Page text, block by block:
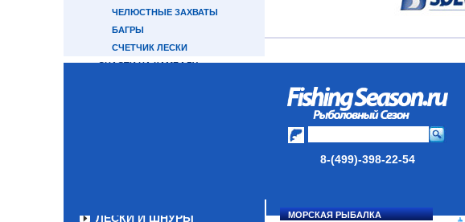
ЧЕЛЮСТНЫЕ ЗАХВАТЫ
БАГРЫ
СЧЕТЧИК ЛЕСКИ
СНАСТИ НА КАМБАЛУ
ЛЕСКИ И ШНУРЫ
8-(499)-398-22-54
МОРСКАЯ РЫБАЛКА